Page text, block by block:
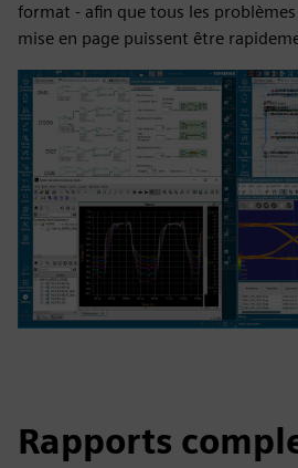
format - afin que tous les
mise en page puissent être
Rapports